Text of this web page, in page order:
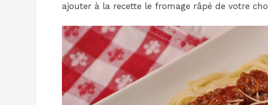
ajouter à la recette le fromage râpé de votre